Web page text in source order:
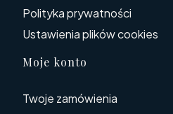
Polityka prywatności
Ustawienia plików cookies
Moje konto
Twoje zamówienia